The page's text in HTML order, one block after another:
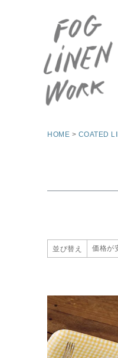
HOME COATED
並び替え 価格が